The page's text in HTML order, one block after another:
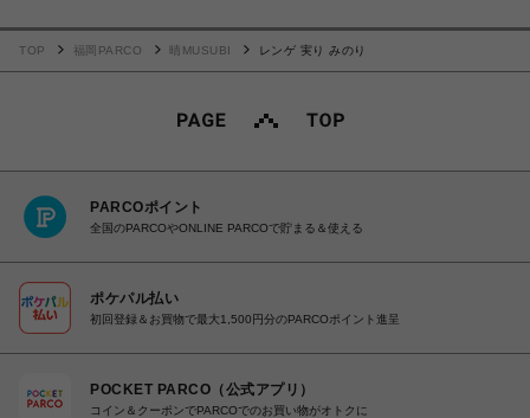
TOP 福岡PARCO 晴MUSUBI レンゲ 実り みのり
PARCOポイント
全国のPARCOやONLINE PARCOで貯まる＆使える
ポケパル払い
初回登録＆お買物で最大1,500円分のPARCOポイント進呈
POCKET PARCO（公式アプリ）
コイン＆クーポンでPARCOでのお買い物がオトクに